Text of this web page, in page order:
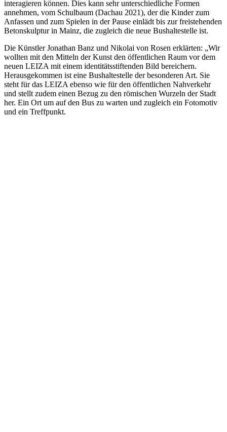
interagieren können. Dies kann sehr unterschiedliche Formen
annehmen, vom Schulbaum (Dachau 2021), der die Kinder zum
Anfassen und zum Spielen in der Pause einlädt bis zur freistehenden
Betonskulptur in Mainz, die zugleich die neue Bushaltestelle ist.
Die Künstler Jonathan Banz und Nikolai von Rosen erklärten: „Wir
wollten mit den Mitteln der Kunst den öffentlichen Raum vor dem
neuen LEIZA mit einem identitätsstiftenden Bild bereichern.
Herausgekommen ist eine Bushaltestelle der besonderen Art. Sie
steht für das LEIZA ebenso wie für den öffentlichen Nahverkehr
und stellt zudem einen Bezug zu den römischen Wurzeln der Stadt
her. Ein Ort um auf den Bus zu warten und zugleich ein Fotomotiv
und ein Treffpunkt.